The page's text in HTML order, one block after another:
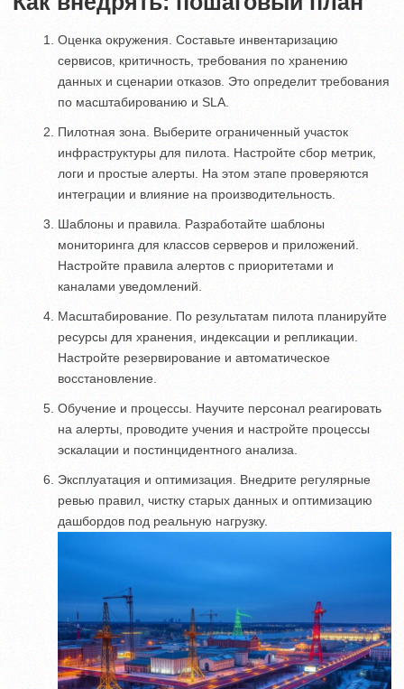
Оценка окружения. Составьте инвентаризацию
сервисов, критичность, требования по хранению
данных и сценарии отказов. Это определит требования
по масштабированию и SLA.
Пилотная зона. Выберите ограниченный участок
инфраструктуры для пилота. Настройте сбор метрик,
логи и простые алерты. На этом этапе проверяются
интеграции и влияние на производительность.
Шаблоны и правила. Разработайте шаблоны
мониторинга для классов серверов и приложений.
Настройте правила алертов с приоритетами и
каналами уведомлений.
Масштабирование. По результатам пилота планируйте
ресурсы для хранения, индексации и репликации.
Настройте резервирование и автоматическое
восстановление.
Обучение и процессы. Научите персонал реагировать
на алерты, проводите учения и настройте процессы
эскалации и постинцидентного анализа.
Эксплуатация и оптимизация. Внедрите регулярные
ревью правил, чистку старых данных и оптимизацию
дашбордов под реальную нагрузку.